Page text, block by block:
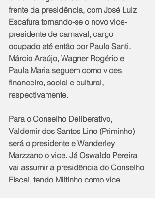
frente da presidência, com José Luiz
Escafura tornando-se o novo vice-
presidente de carnaval, cargo
ocupado até então por Paulo Santi.
Márcio Araújo, Wagner Rogério e
Paula Maria seguem como vices
financeiro, social e cultural,
respectivamente.
Para o Conselho Deliberativo,
Valdemir dos Santos Lino (Priminho)
será o presidente e Wanderley
Marzzano o vice. Já Oswaldo Pereira
vai assumir a presidência do Conselho
Fiscal, tendo Miltinho como vice.